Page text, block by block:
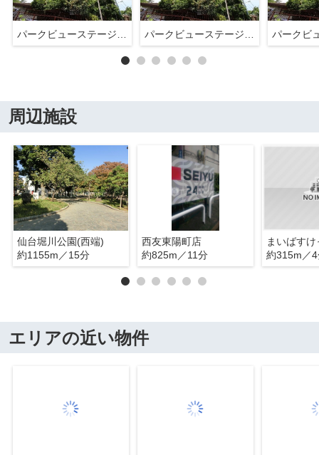
周辺施設
仙台堀川公園(西端)
約1155m／15分
西友東陽町店
約825m／11分
約315m／
エリアの近い物件